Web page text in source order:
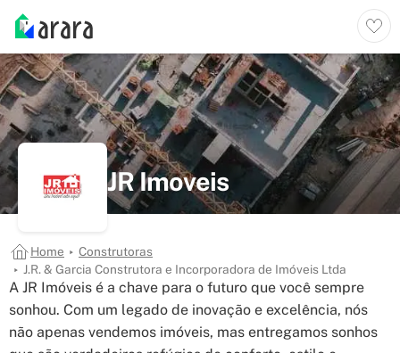
JR Imoveis
Home
Construtoras
J.R. & Garcia Construtora e Incorporadora de Imóveis Ltda
A JR Imóveis é a chave para o futuro que você sempre
sonhou. Com um legado de inovação e excelência, nós
não apenas vendemos imóveis, mas entregamos sonhos